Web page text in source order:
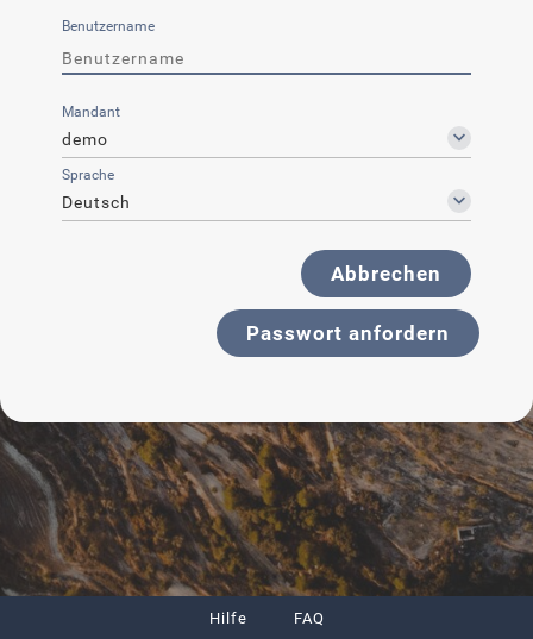
Benutzername
Mandant
demo
Sprache
Deutsch
Abbrechen
Passwort anfordern
Hilfe FAQ